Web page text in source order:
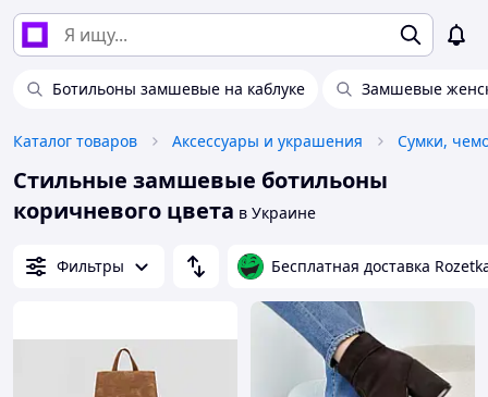
Ботильоны замшевые на каблуке Замшевые
Каталог товаров Аксессуары и украшения Сумки,
Стильные замшевые ботильоны
коричневого цвета в Украине
Фильтры Бесплатная доставка